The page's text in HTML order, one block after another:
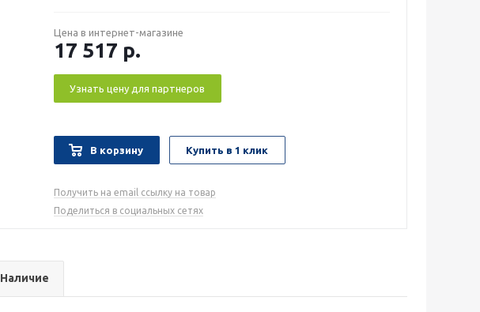
Цена в интернет-магазине
17 517 р.
Узнать цену для партнеров
В корзину Купить в 1 клик
Получить на email ссылку на товар
Поделиться в социальных сетях
Наличие